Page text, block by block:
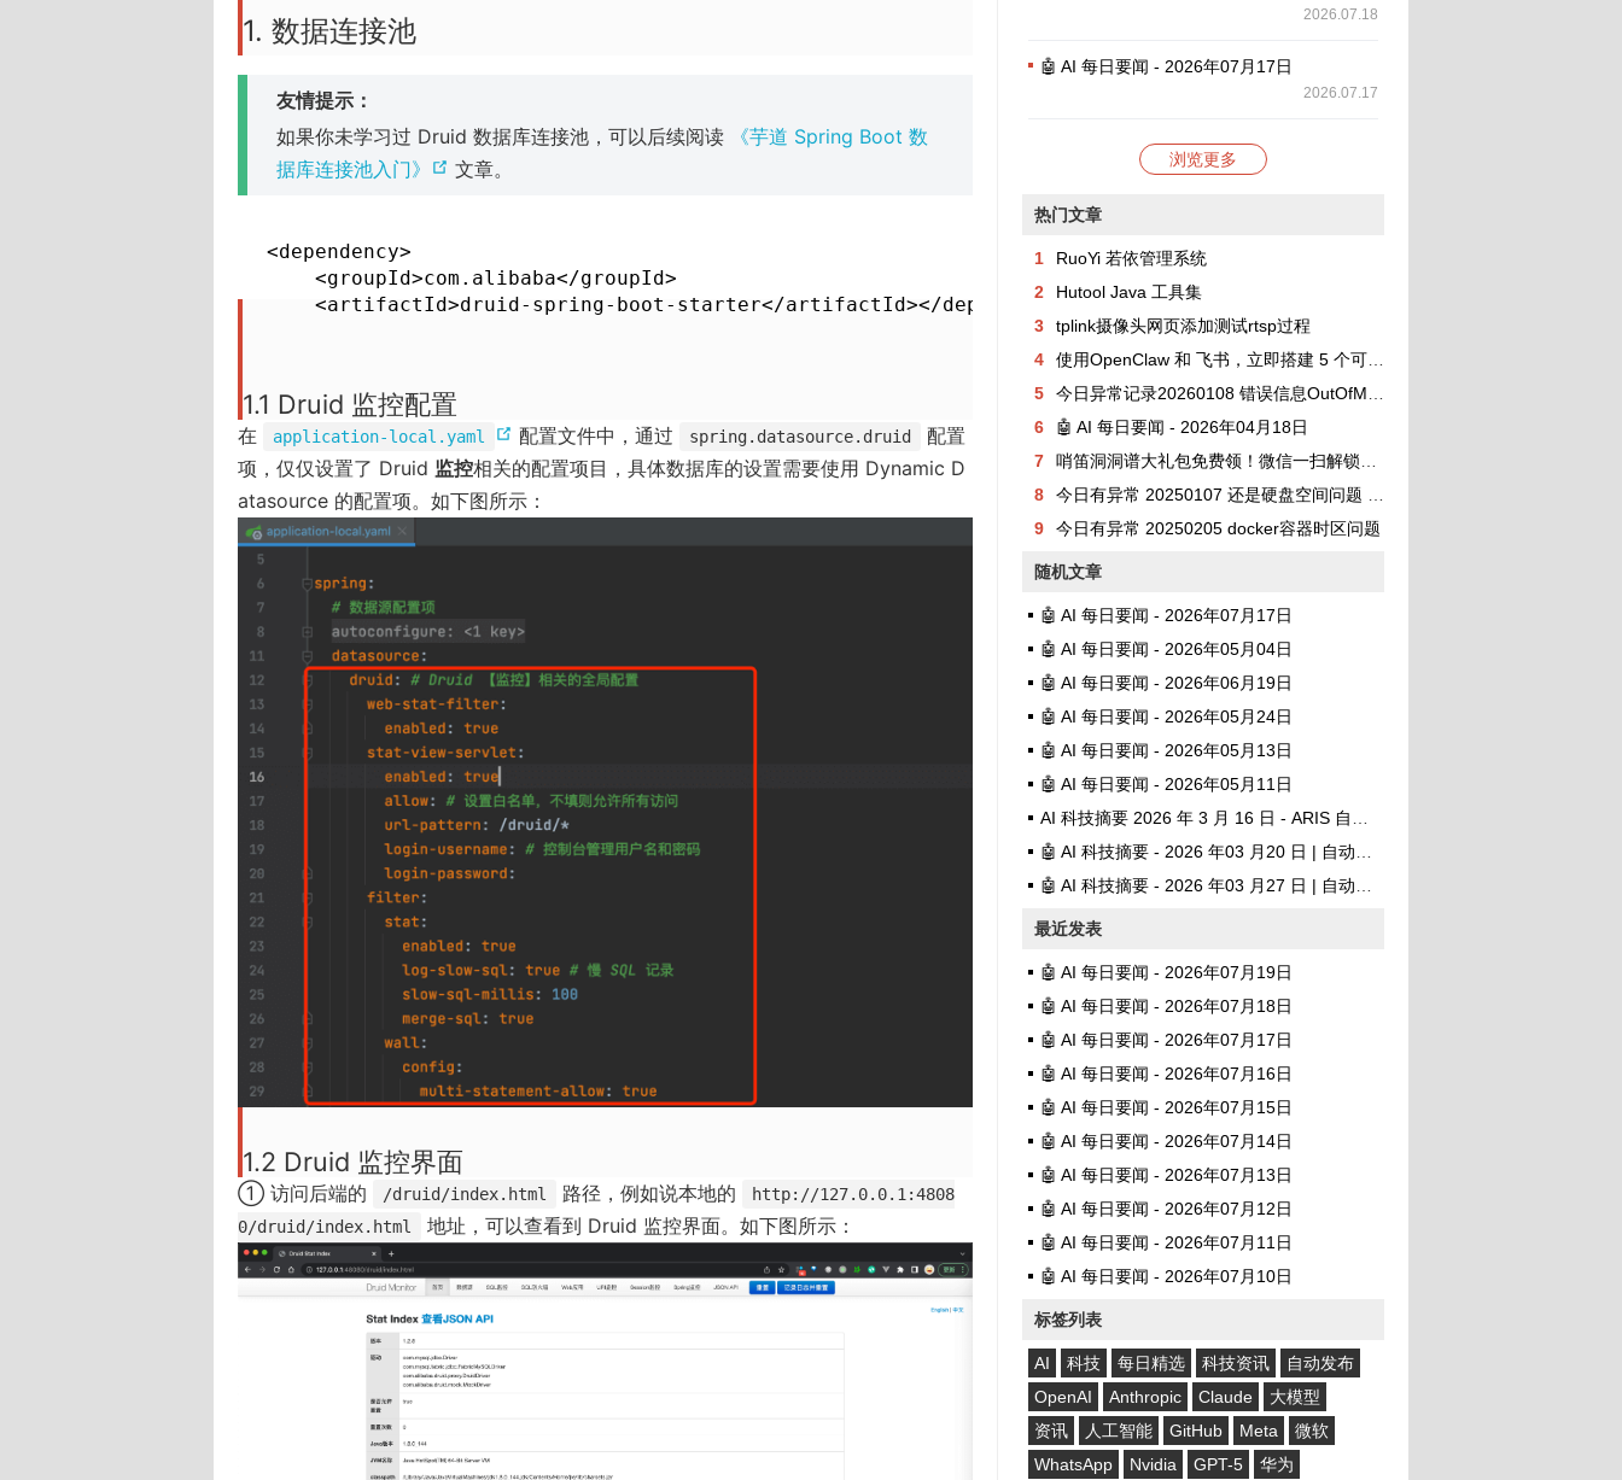
n
)
w
o
e
d
n
i
n
)
1. 数据连接池
友情提示：
如果你未学习过 Druid 数据库连接池，可以后续阅读
《芋道 Spring Boot 数
据库连接池入门》
(
n
e
w
w
i
n
w
文章。
<dependency>
<groupId>com.alibaba</groupId>
<artifactId>druid-spring-boot-starter</artifactId></dependency>
1.1 Druid 监控配置
在 application-local.yaml
(
o
p
n
e
w
i
n
d
o
配置文件中，通过 spring.datasource.druid
配置
项，仅仅设置了 Druid 监控相关的配置项目，具体数据库的设置需要使用 Dynamic D
atasource 的配置项。如下图所示：
1.2 Druid 监控界面
① 访问后端的 /druid/index.html 路径，例如说本地的
http://127.0.0.1:4808
0/druid/index.html
地址，可以查看到 Druid 监控界面。如下图所示：
2026.07.18
🤖 AI 每日要闻 - 2026年07月17日
2026.07.17
浏览更多
热门文章
1
RuoYi 若依管理系统
2
Hutool Java 工具集
3
tplink摄像头网页添加测试rtsp过程
4
使用OpenClaw 和 飞书，立即搭建 5 个可协作的 AI 助理团队
5
今日异常记录20260108 错误信息OutOfMemoryError: unable to create new native thread
6
🤖 AI 每日要闻 - 2026年04月18日
7
哨笛洞洞谱大礼包免费领！微信一扫解锁百首曲谱
8
今日有异常 20250107 还是硬盘空间问题 No space left on device
9
今日有异常 20250205 docker容器时区问题
随机文章
🤖 AI 每日要闻 - 2026年07月17日
🤖 AI 每日要闻 - 2026年05月04日
🤖 AI 每日要闻 - 2026年06月19日
🤖 AI 每日要闻 - 2026年05月24日
🤖 AI 每日要闻 - 2026年05月13日
🤖 AI 每日要闻 - 2026年05月11日
AI 科技摘要 2026 年 3 月 16 日 - ARIS 自动 ML 研究框架登顶 GitHub
🤖 AI 科技摘要 - 2026 年03 月20 日 | 自动发布
🤖 AI 科技摘要 - 2026 年03 月27 日 | 自动发布
最近发表
🤖 AI 每日要闻 - 2026年07月19日
🤖 AI 每日要闻 - 2026年07月18日
🤖 AI 每日要闻 - 2026年07月17日
🤖 AI 每日要闻 - 2026年07月16日
🤖 AI 每日要闻 - 2026年07月15日
🤖 AI 每日要闻 - 2026年07月14日
🤖 AI 每日要闻 - 2026年07月13日
🤖 AI 每日要闻 - 2026年07月12日
🤖 AI 每日要闻 - 2026年07月11日
🤖 AI 每日要闻 - 2026年07月10日
标签列表
AI 科技 每日精选 科技资讯
自动发布
OpenAI
Anthropic Claude
大模型
资讯
人工智能 GitHub Meta
微软
WhatsApp
Nvidia GPT-5
华为